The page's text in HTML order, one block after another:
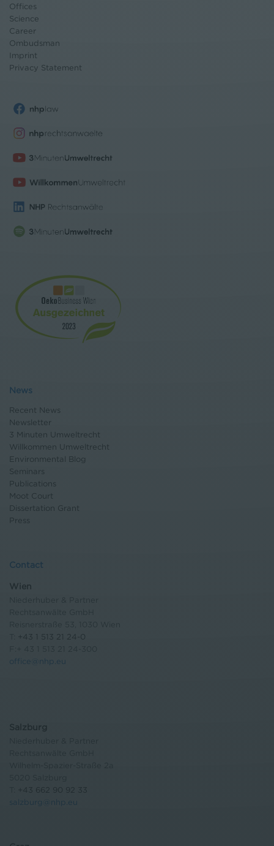
Offices
Science
Career
Ombudsman
Imprint
Privacy Statement
News
Recent News
Newsletter
3 Minuten Umweltrecht
Willkommen Umweltrecht
Environmental Blog
Seminars
Publications
Moot Court
Dissertation Grant
Press
Contact
Wien
+43 1 513 21 24-0
office@nhp.eu
Salzburg
+43 662 90 92 33
salzburg@nhp.eu